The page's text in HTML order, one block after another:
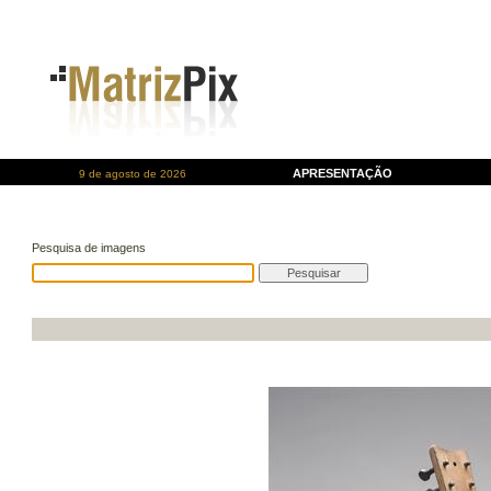
9 de agosto de 2026 APRESENTAÇÃO
Pesquisa de imagens